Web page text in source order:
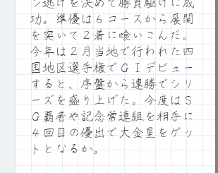
ン逃げを決めて勝負駆けに成
功。準優は６コースから展開
を突いて２着に喰いこんだ。
今年は２月当地で行われた四
国地区選手権でＧⅠデビュー
すると、序盤から連勝でシリ
ーズを盛り上げた。今度はＳ
Ｇ覇者や記念常連組を相手に
４回目の優出で大金星をゲッ
トとなるか。